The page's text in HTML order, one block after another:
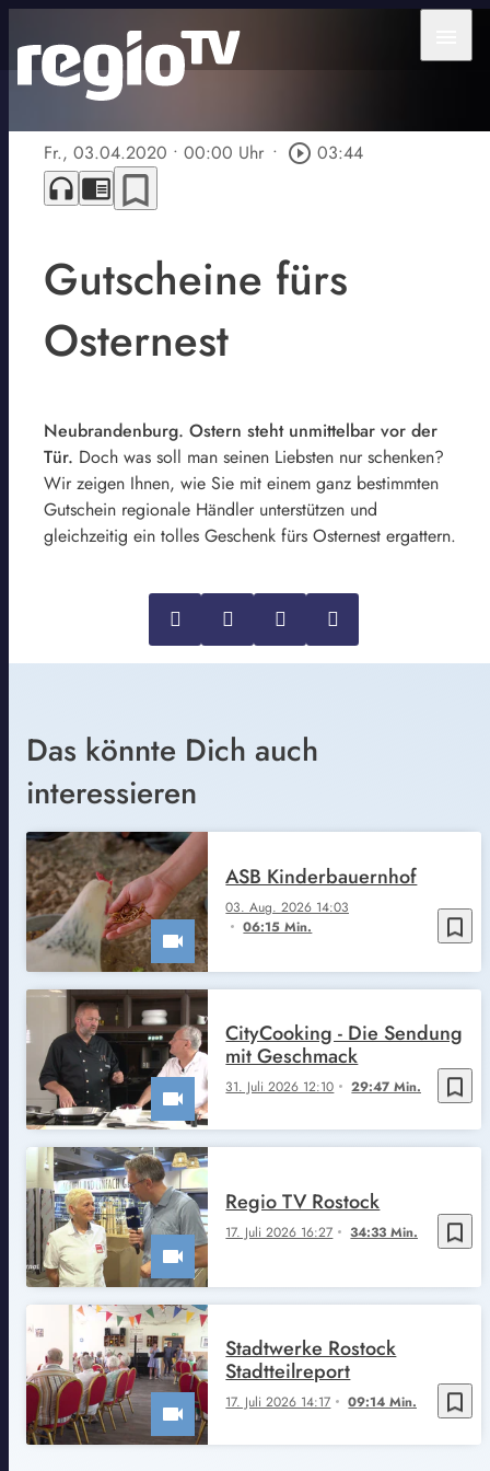
Fr., 03.04.2020 • 00:00 Uhr • play_circle_outline 03:44
headphones chrome_reader_mode bookmark_border
Gutscheine fürs
Osternest
Neubrandenburg. Ostern steht unmittelbar vor der
Tür. Doch was soll man seinen Liebsten nur schenken?
Wir zeigen Ihnen, wie Sie mit einem ganz bestimmten
Gutschein regionale Händler unterstützen und
gleichzeitig ein tolles Geschenk fürs Osternest ergattern.
Das könnte Dich auch
interessieren
bookmark_border
03. Aug. 2026 14:03
06:15 Min.
ASB Kinderbauernhof
bookmark_border
31. Juli 2026 12:10 29:47 Min.
CityCooking - Die Sendung
mit Geschmack
bookmark_border
17. Juli 2026 16:27 34:33 Min.
Regio TV Rostock
bookmark_border
17. Juli 2026 14:17 09:14 Min.
Stadtwerke Rostock
Stadtteilreport